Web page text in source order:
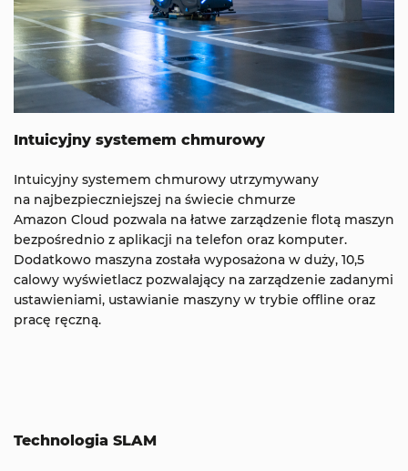
Intuicyjny systemem chmurowy
Intuicyjny systemem chmurowy utrzymywany
na najbezpieczniejszej na świecie chmurze
Amazon Cloud pozwala na łatwe zarządzenie flotą maszyn
bezpośrednio z aplikacji na telefon oraz komputer.
Dodatkowo maszyna została wyposażona w duży, 10,5
calowy wyświetlacz pozwalający na zarządzenie zadanymi
ustawieniami, ustawianie maszyny w trybie offline oraz
pracę ręczną.
Technologia SLAM